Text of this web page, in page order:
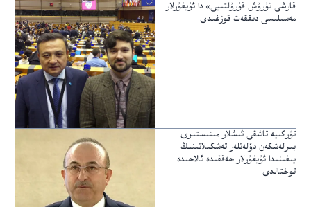
قارشى تۇرۇش قۇرۇلتىيى» دا ئۇيغۇرلار
مەسىلىسى دىققەت قوزغىدى
تۈركىيە تاشقى ئىشلار مىنىستىرى
بىرلەشكەن دۆلەتلەر تەشكىلاتىنىڭ
يىغىنىدا ئۇيغۇرلار ھەققىدە ئالاھىدە
توختالدى